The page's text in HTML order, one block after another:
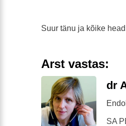
Suur tänu ja kõike
Arst vastas:
dr
SA